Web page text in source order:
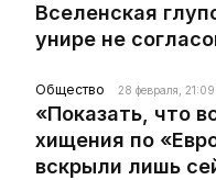
Вселенская
унире не
Общество 28 февраля, 21:09
«Показать, что
хищения по
вскрыли лишь